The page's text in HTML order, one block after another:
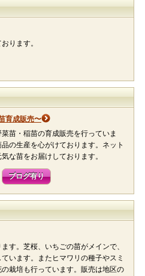
ります。
育成販売〜
苗・稲苗の育成販売を行っていま
の生産を心がけております。ネット
な苗をお届けしております。
ブログ有り
す。芝桜、いちごの苗がメインで、
います。またヒマワリの種子やスミ
栽培も行っています。販売は地区の